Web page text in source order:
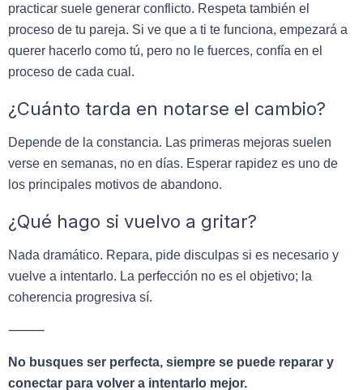
practicar suele generar conflicto. Respeta también el
proceso de tu pareja. Si ve que a ti te funciona, empezará a
querer hacerlo como tú, pero no le fuerces, confía en el
proceso de cada cual.
¿Cuánto tarda en notarse el cambio?
Depende de la constancia. Las primeras mejoras suelen
verse en semanas, no en días. Esperar rapidez es uno de
los principales motivos de abandono.
¿Qué hago si vuelvo a gritar?
Nada dramático. Repara, pide disculpas si es necesario y
vuelve a intentarlo. La perfección no es el objetivo; la
coherencia progresiva sí.
⸻
No busques ser perfecta, siempre se puede reparar y
conectar para volver a intentarlo mejor.